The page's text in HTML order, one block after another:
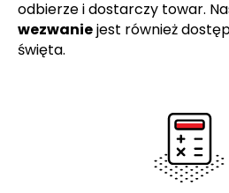
odbierze i dostarczy towar.
wezwaniejest również
święta.